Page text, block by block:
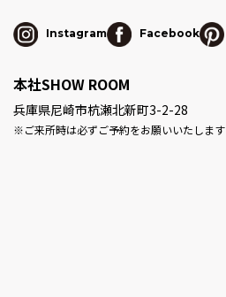
Instagram Facebook
本社SHOW ROOM
兵庫県尼崎市杭瀬北新町3-2-28
※ご来所時は必ずご予約をお願いいたします